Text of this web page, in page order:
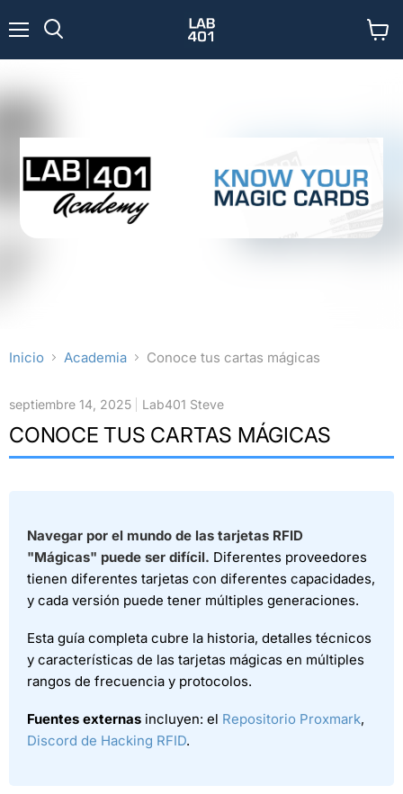
carrito
Inicio Academia Conoce tus cartas mágicas
septiembre 14, 2025 Lab401 Steve
CONOCE TUS CARTAS MÁGICAS
Navegar por el mundo de las tarjetas RFID
"Mágicas" puede ser difícil. Diferentes proveedores
tienen diferentes tarjetas con diferentes capacidades,
y cada versión puede tener múltiples generaciones.
Esta guía completa cubre la historia, detalles técnicos
y características de las tarjetas mágicas en múltiples
rangos de frecuencia y protocolos.
Fuentes externas incluyen: el Repositorio Proxmark,
Discord de Hacking RFID.